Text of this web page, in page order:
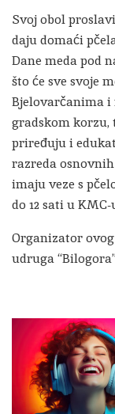
Svoj obol
daju domaći
Dane meda pod
što će sve svoje
Bjelovarčanima
gradskom korzu,
priređuju i
razreda
imaju veze s
do 12 sati u KMC-
Organizator
udruga